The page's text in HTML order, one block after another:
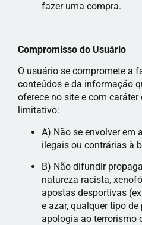
fazer uma compra.
Compromisso do Usuário
O usuário se compromete a
conteúdos e da informação
oferece no site e com
limitativo:
A) Não se envolver em
ilegais ou contrárias à
B) Não difundir
natureza racista,
apostas desportivas
e azar, qualquer tipo
apologia ao terrorismo